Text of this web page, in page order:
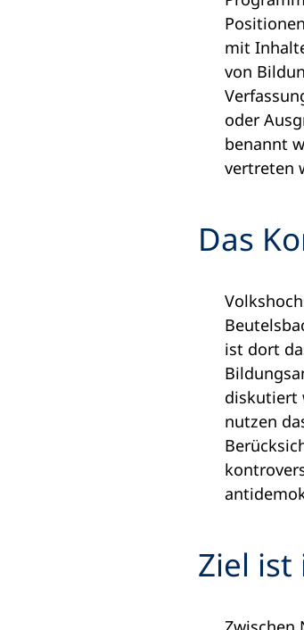
mit
von
oder
benannt
vertreten
Das
ist dort
diskutiert
nutzen
Ziel